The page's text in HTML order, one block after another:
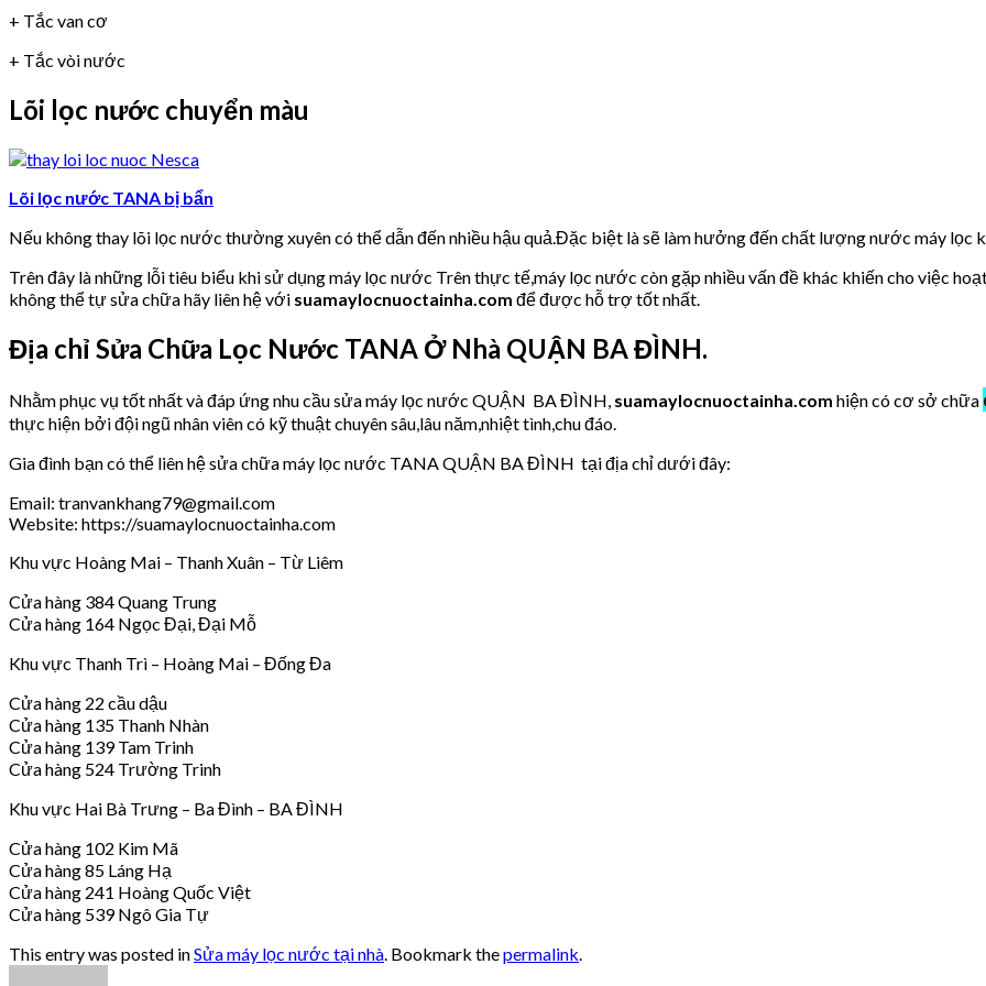
+ Tắc van cơ
+ Tắc vòi nước
Lõi lọc nước chuyển màu
Lõi lọc nước TANA bị bẩn
Nếu không thay lõi lọc nước thường xuyên có thể dẫn đến nhiều hậu quả.Đặc biệt là sẽ làm hưởng đến chất lượng nước máy lọc
Trên đây là những lỗi tiêu biểu khi sử dụng máy lọc nước Trên thực tế,máy lọc nước còn gặp nhiều vấn đề khác khiến cho việc
không thể tự sửa chữa hãy liên hệ với suamaylocnuoctainha.com để được hỗ trợ tốt nhất.
Địa chỉ Sửa Chữa Lọc Nước TANA Ở Nhà QUẬN BA ĐÌNH.
Nhằm phục vụ tốt nhất và đáp ứng nhu cầu sửa máy lọc nước QUẬN BA ĐÌNH, suamaylocnuoctainha.com hiện có cơ sở chữa
thực hiện bởi đội ngũ nhân viên có kỹ thuật chuyên sâu,lâu năm,nhiệt tình,chu đáo.
Gia đình bạn có thể liên hệ sửa chữa máy lọc nước TANA QUẬN BA ĐÌNH tại địa chỉ dưới đây:
Email: tranvankhang79@gmail.com
Website: https://suamaylocnuoctainha.com
Khu vực Hoàng Mai – Thanh Xuân – Từ Liêm
Cửa hàng 384 Quang Trung
Cửa hàng 164 Ngọc Đại, Đại Mỗ
Khu vực Thanh Trì – Hoàng Mai – Đống Đa
Cửa hàng 22 cầu dậu
Cửa hàng 135 Thanh Nhàn
Cửa hàng 139 Tam Trinh
Cửa hàng 524 Trường Trinh
Khu vực Hai Bà Trưng – Ba Đình – BA ĐÌNH
Cửa hàng 102 Kim Mã
Cửa hàng 85 Láng Hạ
Cửa hàng 241 Hoàng Quốc Việt
Cửa hàng 539 Ngô Gia Tự
This entry was posted inSửa máy lọc nước tại nhà . Bookmark thepermalink